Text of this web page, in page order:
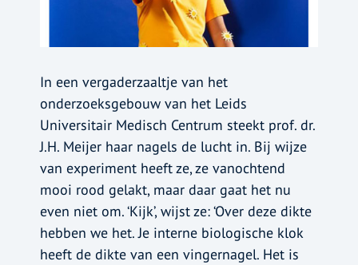
In een vergaderzaaltje van het
onderzoeksgebouw van het Leids
Universitair Medisch Centrum steekt prof. dr.
J.H. Meijer haar nagels de lucht in. Bij wijze
van experiment heeft ze, ze vanochtend
mooi rood gelakt, maar daar gaat het nu
even niet om. ‘Kijk’, wijst ze: ‘Over deze dikte
hebben we het. Je interne biologische klok
heeft de dikte van een vingernagel. Het is